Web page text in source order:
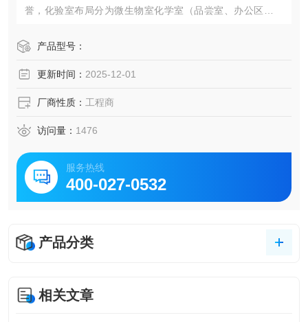
誉，化验室布局分为微生物室化学室（品尝室、办公区、化
作）。产品型号：
更新时间： 2025-12-01
厂商性质： 工程商
访问量： 1476
服务热线
400-027-0532
产品分类
相关文章